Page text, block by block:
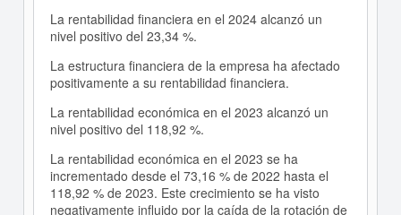
La rentabilidad financiera en el 2024 alcanzó un
nivel positivo del 23,34 %.
La estructura financiera de la empresa ha afectado
positivamente a su rentabilidad financiera.
La rentabilidad económica en el 2023 alcanzó un
nivel positivo del 118,92 %.
La rentabilidad económica en el 2023 se ha
incrementado desde el 73,16 % de 2022 hasta el
118,92 % de 2023. Este crecimiento se ha visto
negativamente influido por la caída de la rotación de